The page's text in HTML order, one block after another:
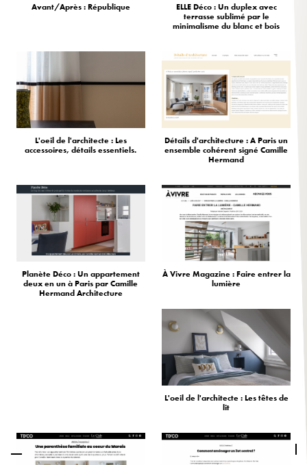
Avant/Après : République
ELLE Déco : Un duplex avec
terrasse sublimé par le
minimalisme du blanc et bois
L'oeil de l'architecte : Les
accessoires, détails essentiels.
Détails d'architecture : A Paris un
ensemble cohérent signé Camille
Hermand
Planète Déco : Un appartement
deux en un à Paris par Camille
Hermand Architecture
À Vivre Magazine : Faire entrer la
lumière
L'oeil de l'architecte : Les têtes de
lit